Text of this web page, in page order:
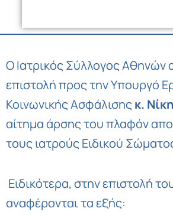
Ο Ιατρικός Σύλλογος Αθηνών
επιστολή προς την Υπουργό
Κοινωνικής Ασφάλισηςκ.
αίτημα άρσης του πλαφόν
τους ιατρούς Ειδικού
Ειδικότερα, στην επιστολή
αναφέρονται τα εξής: